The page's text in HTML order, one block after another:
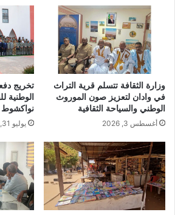
وزارة الثقافة تتسلم قرية التراث
في وادان لتعزيز صون الموروث
الوطني والسياحة الثقافية
أغسطس 3, 2026
تخريج
الوطنية
نواكشوط
يوليو 31, 2026